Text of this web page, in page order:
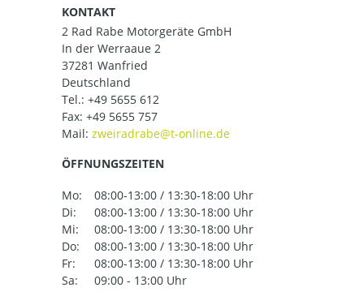
KONTAKT
2 Rad Rabe Motorgeräte GmbH
In der Werraaue 2
37281 Wanfried
Deutschland
Tel.: +49 5655 612
Fax: +49 5655 757
Mail:
ÖFFNUNGSZEITEN
Mo:
08:00-13:00 / 13:30-18:00 Uhr
Di:
08:00-13:00 / 13:30-18:00 Uhr
Mi:
08:00-13:00 / 13:30-18:00 Uhr
Do:
08:00-13:00 / 13:30-18:00 Uhr
Fr:
08:00-13:00 / 13:30-18:00 Uhr
Sa:
09:00 - 13:00 Uhr